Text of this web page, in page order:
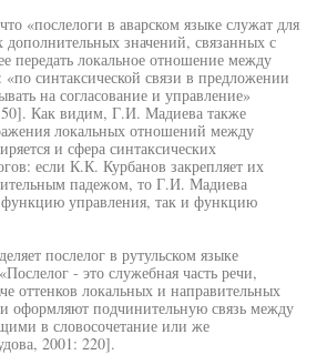
«послелоги в аварском языке служат для
значений, связанных с
передать локальное отношение между
синтаксической связи в предложении
на согласование и управление»
Как видим, Г.И. Мадиева также
локальных отношений между
и сфера синтаксических
если К.К. Курбанов закрепляет их
падежом, то Г.И. Мадиева
функцию управления, так и функцию
послелог в рутульском языке
- это служебная часть речи,
оттенков локальных и направительных
оформляют подчинительную связь между
в словосочетание или же
2001: 220].